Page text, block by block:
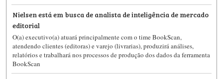
Nielsen está em busca de analista de inteligência de mercado
editorial
O(a) executivo(a) atuará principalmente com o time BookScan,
atendendo clientes (editoras) e varejo (livrarias), produzirá análises,
relatórios e trabalhará nos processos de produção dos dados da ferramenta
BookScan